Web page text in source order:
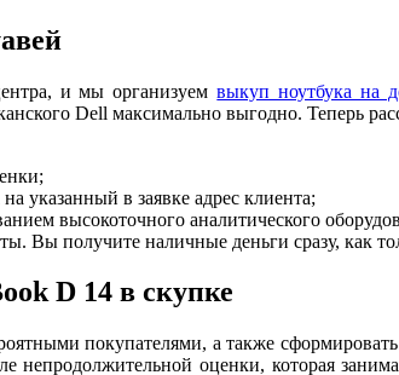
и мы организуемвыкуп ноутбука на
Dell максимально выгодно. Теперь
указанный в заявке адрес клиента;
высокоточного аналитического
Вы получите наличные деньги сразу, как
D 14 в скупке
покупателями, а также
непродолжительной оценки, которая